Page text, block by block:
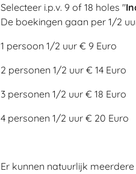
Selecteer i.p.v. 9 of 18 holes "
De boekingen gaan per 1/2
1 persoon 1/2 uur € 9 Euro
2 personen 1/2 uur € 14 Euro
3 personen 1/2 uur € 18 Euro
4 personen 1/2 uur € 20 Euro
Er kunnen natuurlijk